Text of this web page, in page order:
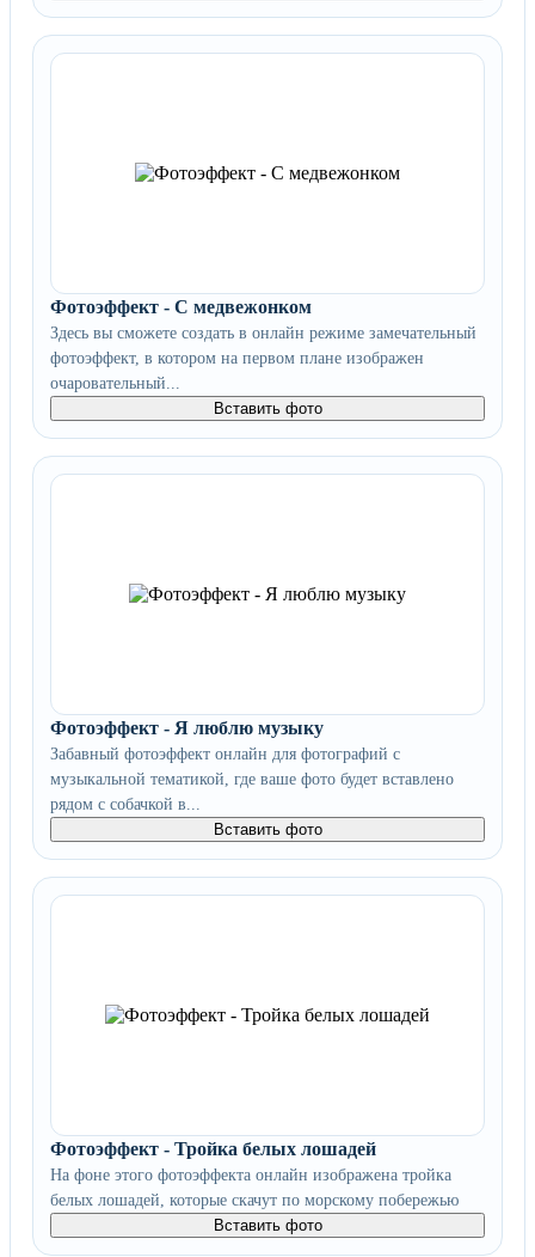
Фотоэффект - С медвежонком
Здесь вы сможете создать в онлайн режиме замечательный
фотоэффект, в котором на первом плане изображен
очаровательный...
Вставить фото
Фотоэффект - Я люблю музыку
Забавный фотоэффект онлайн для фотографий с
музыкальной тематикой, где ваше фото будет вставлено
рядом с собачкой в...
Вставить фото
Фотоэффект - Тройка белых лошадей
На фоне этого фотоэффекта онлайн изображена тройка
белых лошадей, которые скачут по морскому побережью
Вставить фото